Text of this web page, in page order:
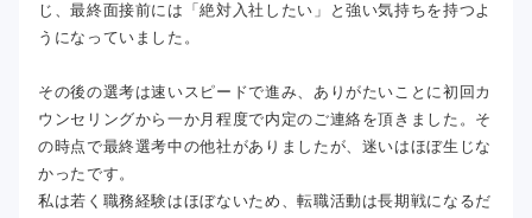
じ、最終面接前には「絶対入社したい」と強い気持ちを持つよ
うになっていました。
その後の選考は速いスピードで進み、ありがたいことに初回カ
ウンセリングから一か月程度で内定のご連絡を頂きました。そ
の時点で最終選考中の他社がありましたが、迷いはほぼ生じな
かったです。
私は若く職務経験はほぼないため、転職活動は長期戦になるだ